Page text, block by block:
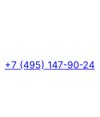
+7 (495) 147-90-24